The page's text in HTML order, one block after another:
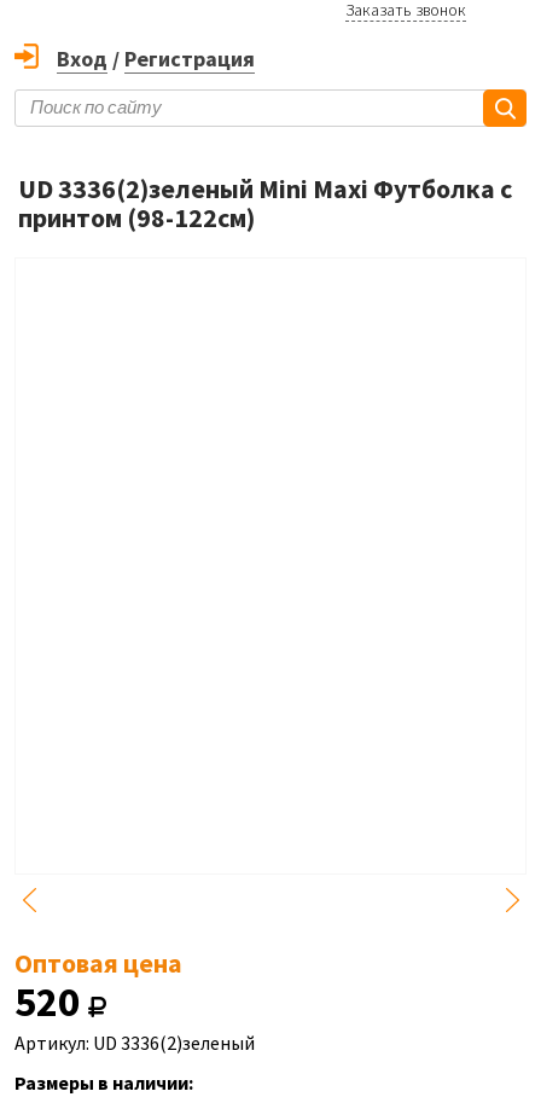
Заказать звонок
Вход / Регистрация
UD 3336(2)зеленый Mini Maxi Футболка с
принтом (98-122см)
Оптовая цена
520
Артикул: UD 3336(2)зеленый
Размеры в наличии: